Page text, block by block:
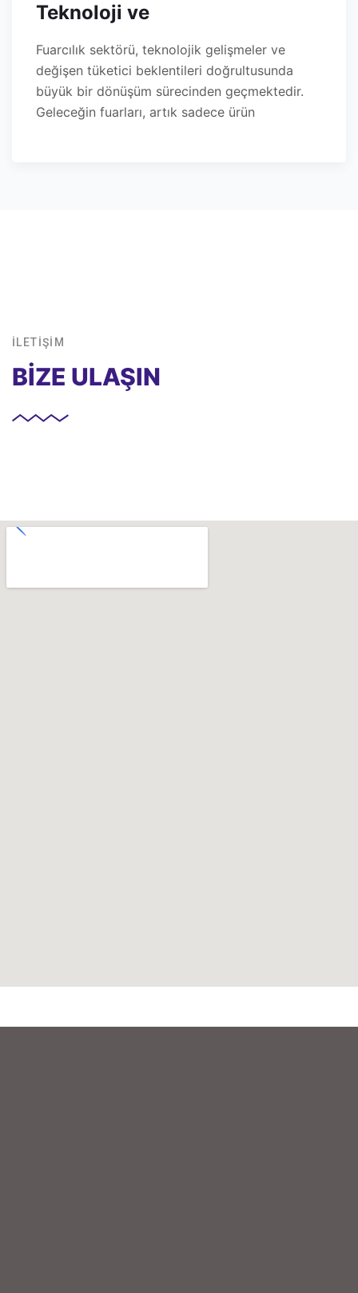
Teknoloji ve
Fuarcılık sektörü, teknolojik gelişmeler ve
değişen tüketici beklentileri doğrultusunda
büyük bir dönüşüm sürecinden geçmektedir.
Geleceğin fuarları, artık sadece ürün
İLETİŞİM
BİZE ULAŞIN